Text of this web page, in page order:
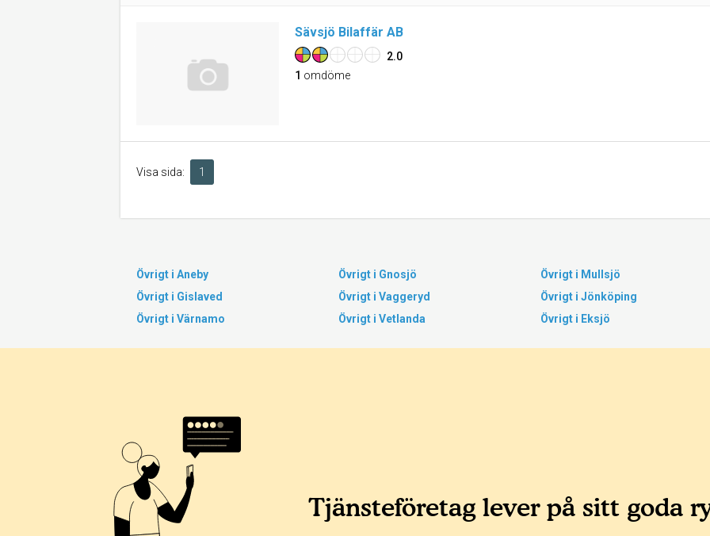
Sävsjö Bilaffär AB
2.0
1 omdöme
Visa sida: 1
Övrigt i Aneby Övrigt i Gnosjö
Övrigt i Mullsjö
Övrigt i Gislaved
Övrigt i Vaggeryd
Övrigt i Jönköping
Övrigt i Värnamo
Övrigt i Vetlanda Övrigt i Eksjö
Tjänsteföretag lever på sitt goda